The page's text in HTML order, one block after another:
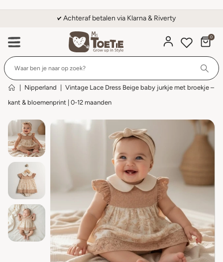
Achteraf betalen via Klarna & Riverty
0
Nipperland
Vintage Lace Dress Beige baby jurkje met broekje –
kant & bloemenprint | 0-12 maanden